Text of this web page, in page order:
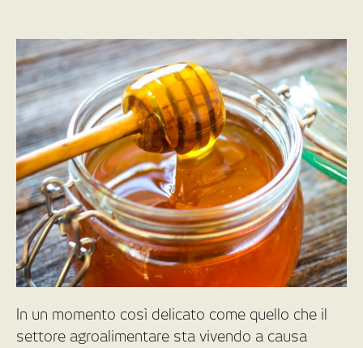
In un momento così delicato come quello che il
settore agroalimentare sta vivendo a causa